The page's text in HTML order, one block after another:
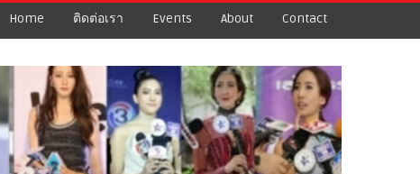
Home ติดต่อเรา Events About Contact